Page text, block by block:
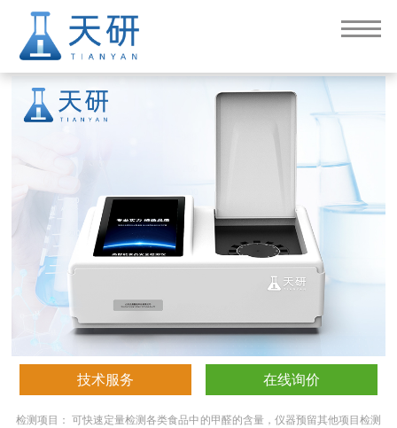
高精度甲醛检测仪（TY-JQ12T）
技术服务 在线询价
检测项目： 可快速定量检测各类食品中的甲醛的含量，仪器预留其他项目检测